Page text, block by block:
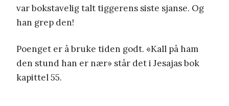
var bokstavelig talt tiggerens siste sjanse. Og
han grep den!
Poenget er å bruke tiden godt. «Kall på ham
den stund han er nær» står det i Jesajas bok
kapittel 55.